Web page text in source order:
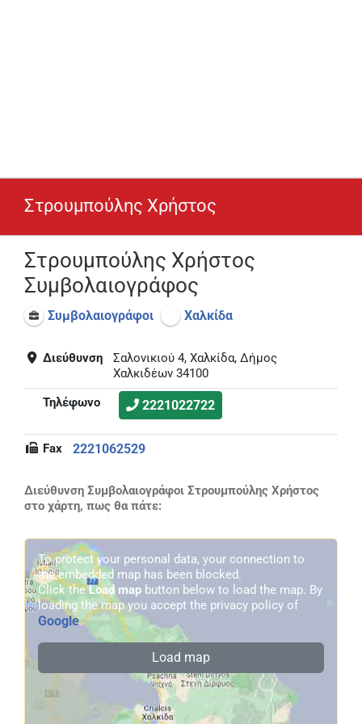
Στρουμπούλης Χρήστος
Στρουμπούλης Χρήστος
Συμβολαιογράφος
Συμβολαιογράφοι Χαλκίδα
Διεύθυνση
Σαλονικιού 4, Χαλκίδα, Δήμος
Χαλκιδέων 34100
Τηλέφωνο
2221022722
Fax 2221062529
Διεύθυνση Συμβολαιογράφοι Στρουμπούλης Χρήστος
στο χάρτη, πως θα πάτε:
To protect your personal data, your connection to
the embedded map has been blocked.
Click theLoad map button below to load the map. By
loading the map you accept the privacy policy of
Google.
Load map